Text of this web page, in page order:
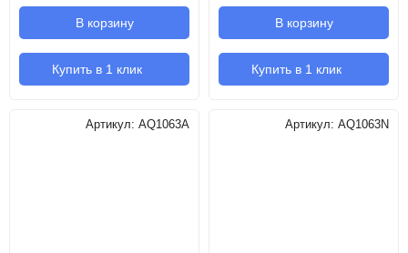
В корзину
Купить в 1 клик
В корзину
Купить в 1 клик
Артикул: AQ1063A Артикул: AQ1063N